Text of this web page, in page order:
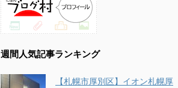
週間人気記事ランキング
【札幌市厚別区】イオン札幌厚